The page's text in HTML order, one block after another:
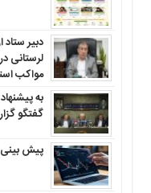
مواکب
به
گفتگو
پیش بینی